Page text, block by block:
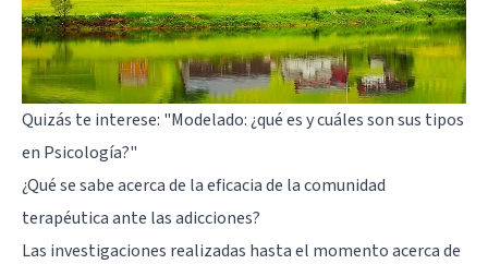
Quizás te interese: "Modelado: ¿qué es y cuáles son sus tipos
en Psicología?"
¿Qué se sabe acerca de la eficacia de la comunidad
terapéutica ante las adicciones?
Las investigaciones realizadas hasta el momento acerca de